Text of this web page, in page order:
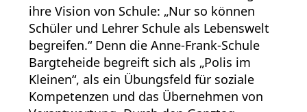
ihre Vision von Schule: „Nur so können
Schüler und Lehrer Schule als Lebenswelt
begreifen.“ Denn die Anne-Frank-Schule
Bargteheide begreift sich als „Polis im
Kleinen“, als ein Übungsfeld für soziale
Kompetenzen und das Übernehmen von